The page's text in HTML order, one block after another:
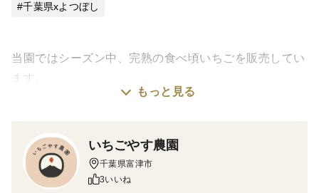
千葉県xよつぼし
当園ではシーズン中、完熟の食べ頃いちごを販売してい
ます。
すので、香り豊かで濃厚な冷凍いちごに仕上がりまし
た！
もっと見る
いちごやす農園
千葉県富津市
3いいね